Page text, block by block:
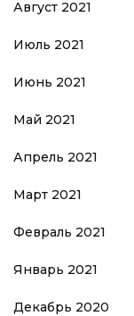
Август 2021
Июль 2021
Июнь 2021
Май 2021
Апрель 2021
Март 2021
Февраль 2021
Январь 2021
Декабрь 2020